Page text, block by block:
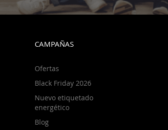
CAMPAÑAS
Ofertas
Black Friday 2026
Nuevo etiquetado
energético
Blog